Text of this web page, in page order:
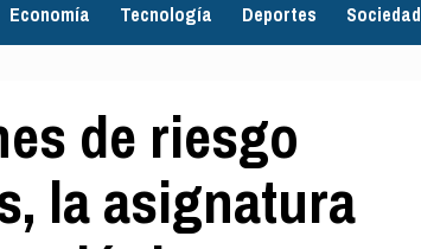
Economía Tecnología Deportes Sociedad
de riesgo
la asignatura